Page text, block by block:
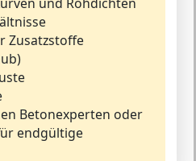
Zusatzstoffe
Betonexperten oder
endgültige